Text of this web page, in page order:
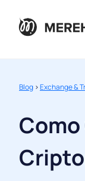
Blog >Exchange &